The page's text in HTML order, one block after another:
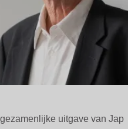
uitgave van Jap